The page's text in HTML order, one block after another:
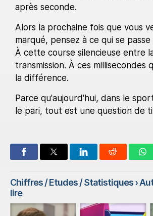
après seconde.
Alors la prochaine fois que vous
marqué, pensez à ce qui se passe
À cette course silencieuse entre
transmission. À ces millisecondes
la différence.
Parce qu'aujourd'hui, dans le
le pari, tout est une question de
Chiffres / Etudes / Statistiques›
lire